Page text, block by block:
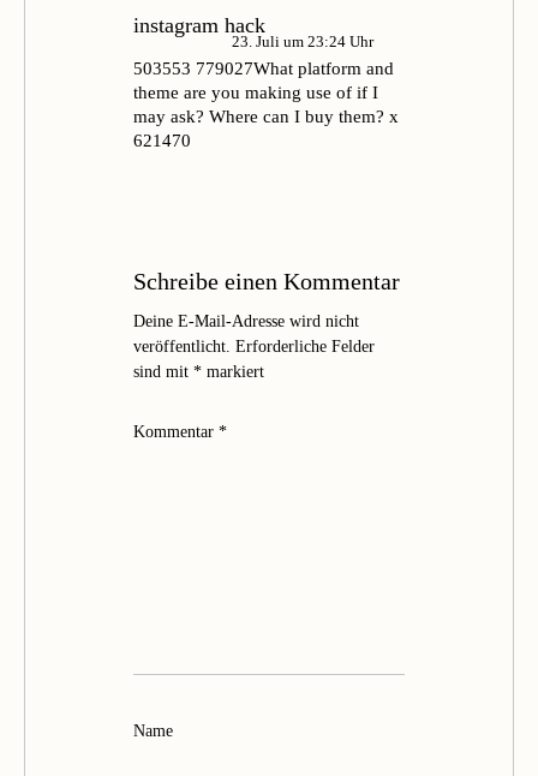
instagram hack
23. Juli um 23:24 Uhr
503553 779027What platform and
theme are you making use of if I
may ask? Where can I buy them? x
621470
Schreibe einen Kommentar
Deine E-Mail-Adresse wird nicht
veröffentlicht. Erforderliche Felder
sind mit * markiert
Kommentar *
Name